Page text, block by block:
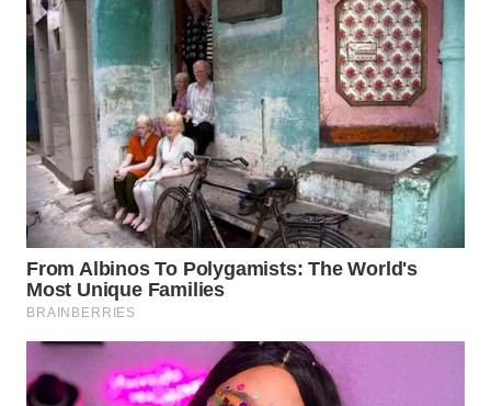
KALTIM
WN
SULSEL
WN
GORONTALO
WN
SULUT
WN
WN